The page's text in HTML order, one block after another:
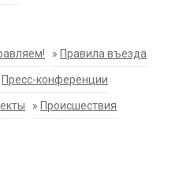
» Правила въезда
Пресс-конференции
» Происшествия